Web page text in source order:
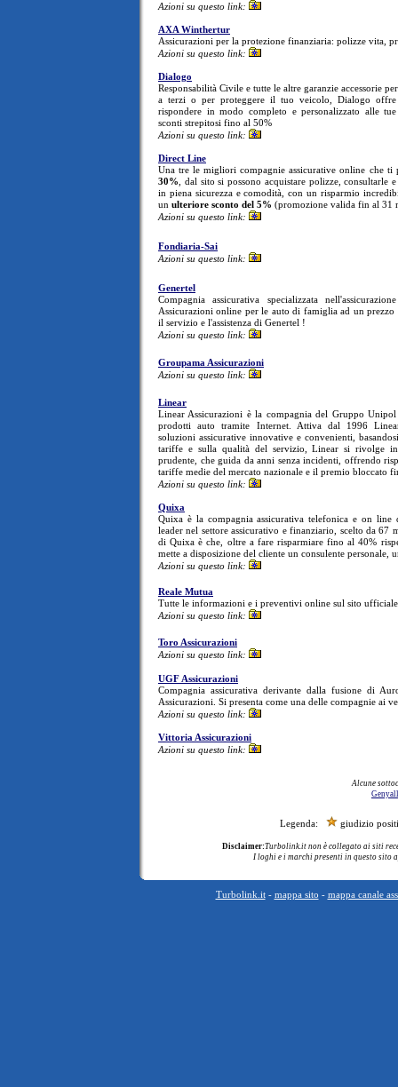
Azioni su questo link:
AXA Winthertur
Assicurazioni per la protezione finanziaria: polizze vita,
Azioni su questo link:
Dialogo
Responsabilità Civile e tutte le altre garanzie accessorie
a terzi o per proteggere il tuo veicolo, Dialogo
rispondere in modo completo e personalizzato alle
sconti strepitosi fino al 50%
Azioni su questo link:
Direct Line
Una tre le migliori compagnie assicurative online che ti
30% , dal sito si possono acquistare polizze,
in piena sicurezza e comodità, con un risparmio
un ulteriore sconto del 5% (promozione valida fin al 31
Azioni su questo link:
Fondiaria-Sai
Azioni su questo link:
Genertel
Compagnia assicurativa specializzata
Assicurazioni online per le auto di famiglia ad un prezzo
il servizio e l'assistenza di Genertel !
Azioni su questo link:
Groupama Assicurazioni
Azioni su questo link:
Linear
Linear Assicurazioni è la compagnia del Gruppo
prodotti auto tramite Internet. Attiva dal 1996
soluzioni assicurative innovative e convenienti,
tariffe e sulla qualità del servizio, Linear si rivolge in
prudente, che guida da anni senza incidenti, offrendo
tariffe medie del mercato nazionale e il premio bloccato
Azioni su questo link:
Quixa
Quixa è la compagnia assicurativa telefonica e on
leader nel settore assicurativo e finanziario, scelto da
di Quixa è che, oltre a fare risparmiare fino al 40%
mette a disposizione del cliente un consulente personale,
Azioni su questo link:
Reale Mutua
Tutte le informazioni e i preventivi online sul sito
Azioni su questo link:
Toro Assicurazioni
Azioni su questo link:
UGF Assicurazioni
Compagnia assicurativa derivante dalla fusione di
Assicurazioni. Si presenta come una delle compagnie ai
Azioni su questo link:
Vittoria Assicurazioni
Azioni su questo link:
Alcune
Legenda: giudizio
Disclaimer:Turbolink.it non è collegato ai siti
I loghi e i marchi presenti in questo
Turbolink.it- mappa sito - mappa canale